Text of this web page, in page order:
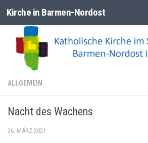
Zum Inhalt springen
Kirche in Barmen-Nordost
ALLGEMEIN
Nacht des Wachens
26. MÄRZ 2021